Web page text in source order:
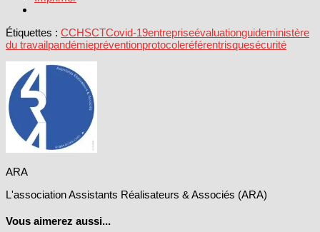
Étiquettes : CCHSCTCovid-19entrepriseévaluationguideministère
du travailpandémiepréventionprotocoleréférentrisquesécurité
ARA
L'association Assistants Réalisateurs & Associés (ARA)
Vous aimerez aussi...